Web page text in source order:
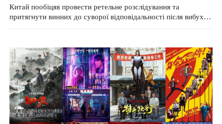
Китай пообіцяв провести ретельне розслідування та
притягнути винних до суворої відповідальності після вибуху